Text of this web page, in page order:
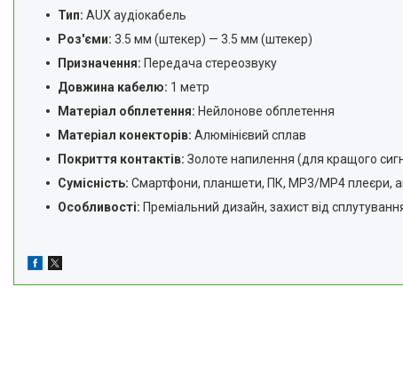
Тип: AUX аудіокабель
Роз'єми: 3.5 мм (штекер) — 3.5 мм (штекер)
Призначення: Передача стереозвуку
Довжина кабелю: 1 метр
Матеріал обплетення: Нейлонове обплетення
Матеріал конекторів: Алюмінієвий сплав
Покриття контактів: Золоте напилення (для кращого
Сумісність: Смартфони, планшети, ПК, MP3/MP4 плеєри,
Особливості: Преміальний дизайн, захист від